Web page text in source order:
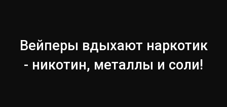
Вейперы вдыхают наркотик
- никотин, металлы и соли!